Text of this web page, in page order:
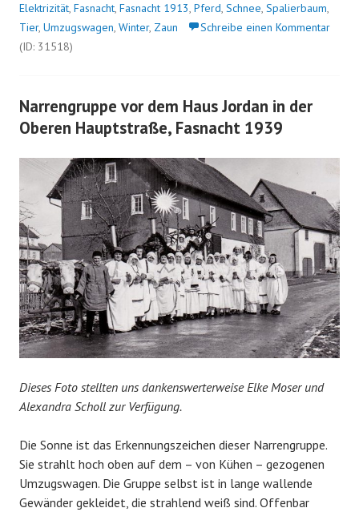
Elektrizität, Fasnacht, Fasnacht 1913, Pferd, Schnee, Spalierbaum,
Tier, Umzugswagen, Winter, Zaun
Schreibe einen Kommentar
(ID: 31518)
Narrengruppe vor dem Haus Jordan in der
Oberen Hauptstraße, Fasnacht 1939
Dieses Foto stellten uns dankenswerterweise Elke Moser und
Alexandra Scholl zur Verfügung.
Die Sonne ist das Erkennungszeichen dieser Narrengruppe.
Sie strahlt hoch oben auf dem – von Kühen – gezogenen
Umzugswagen. Die Gruppe selbst ist in lange wallende
Gewänder gekleidet, die strahlend weiß sind. Offenbar